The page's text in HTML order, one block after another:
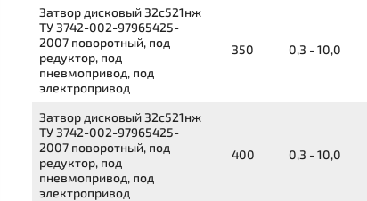
Затвор дисковый 32с521нж
ТУ 3742-002-97965425-
2007 поворотный, под
редуктор, под
пневмопривод, под
электропривод
350 0,3 - 10,0
Затвор дисковый 32с521нж
ТУ 3742-002-97965425-
2007 поворотный, под
редуктор, под
пневмопривод, под
электропривод
400 0,3 - 10,0